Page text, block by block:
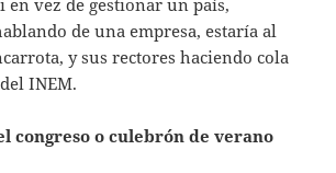
en vez de gestionar un país,
de una empresa, estaría al
y sus rectores haciendo cola
INEM.
congreso o culebrón de verano